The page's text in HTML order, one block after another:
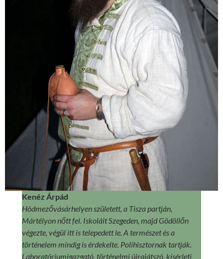
Kenéz Árpád
Hódmezővásárhelyen született, a Tisza partján,
Mártélyon nőtt fel. Iskoláit Szegeden, majd Gödöllőn
végezte, végül itt is telepedett le. A természet és a
történelem mindig is érdekelte. Polihisztornak tartják.
Laboratóriumigazgató, történelmi újrajátszó, kísérleti